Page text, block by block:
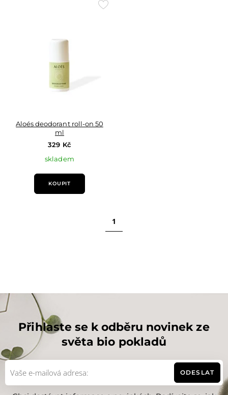
Přidat
Aloés deodorant roll-on 50
ml
329 Kč
skladem
KOUPIT
1
Přihlaste se k odběru novinek ze
světa bio pokladů
ODESLAT